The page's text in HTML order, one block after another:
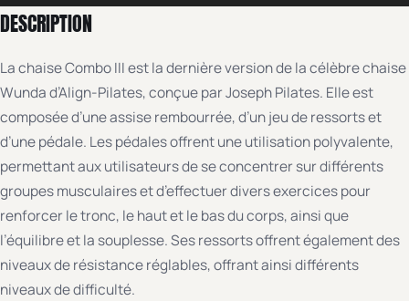
DESCRIPTION
La chaise Combo III est la dernière version de la célèbre chaise
Wunda d’Align-Pilates, conçue par Joseph Pilates. Elle est
composée d’une assise rembourrée, d’un jeu de ressorts et
d’une pédale. Les pédales offrent une utilisation polyvalente,
permettant aux utilisateurs de se concentrer sur différents
groupes musculaires et d’effectuer divers exercices pour
renforcer le tronc, le haut et le bas du corps, ainsi que
l’équilibre et la souplesse. Ses ressorts offrent également des
niveaux de résistance réglables, offrant ainsi différents
niveaux de difficulté.